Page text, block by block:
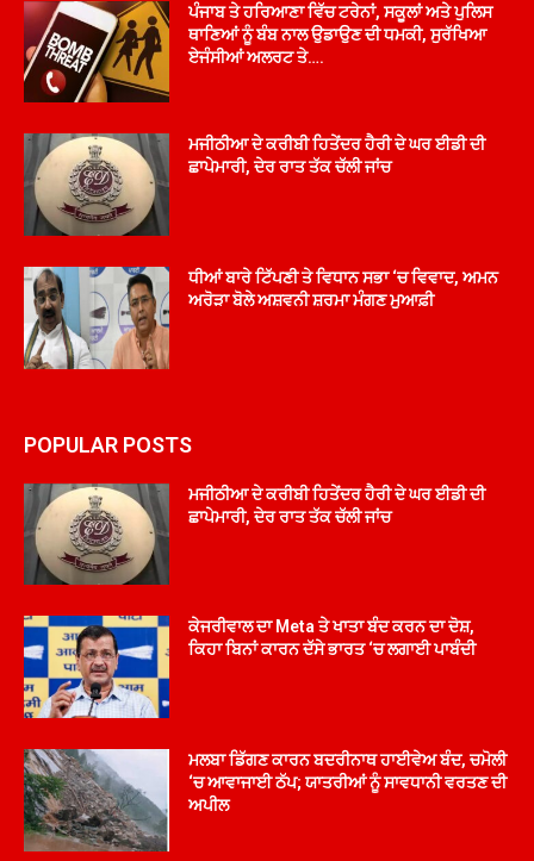
ਪੰਜਾਬ ਤੇ ਹਰਿਆਣਾ ਵਿੱਚ ਟਰੇਨਾਂ, ਸਕੂਲਾਂ ਅਤੇ ਪੁਲਿਸ
ਥਾਣਿਆਂ ਨੂੰ ਬੰਬ ਨਾਲ ਉਡਾਉਣ ਦੀ ਧਮਕੀ, ਸੁਰੱਖਿਆ
ਏਜੰਸੀਆਂ ਅਲਰਟ ਤੇ….
ਮਜੀਠੀਆ ਦੇ ਕਰੀਬੀ ਹਿਤੇਂਦਰ ਹੈਰੀ ਦੇ ਘਰ ਈਡੀ ਦੀ
ਛਾਪੇਮਾਰੀ, ਦੇਰ ਰਾਤ ਤੱਕ ਚੱਲੀ ਜਾਂਚ
ਧੀਆਂ ਬਾਰੇ ਟਿੱਪਣੀ ਤੇ ਵਿਧਾਨ ਸਭਾ ‘ਚ ਵਿਵਾਦ, ਅਮਨ
ਅਰੋੜਾ ਬੋਲੇ ਅਸ਼ਵਨੀ ਸ਼ਰਮਾ ਮੰਗਣ ਮੁਆਫ਼ੀ
POPULAR POSTS
ਮਜੀਠੀਆ ਦੇ ਕਰੀਬੀ ਹਿਤੇਂਦਰ ਹੈਰੀ ਦੇ ਘਰ ਈਡੀ ਦੀ
ਛਾਪੇਮਾਰੀ, ਦੇਰ ਰਾਤ ਤੱਕ ਚੱਲੀ ਜਾਂਚ
ਕੇਜਰੀਵਾਲ ਦਾ Meta ਤੇ ਖਾਤਾ ਬੰਦ ਕਰਨ ਦਾ ਦੋਸ਼,
ਕਿਹਾ ਬਿਨਾਂ ਕਾਰਨ ਦੱਸੇ ਭਾਰਤ ‘ਚ ਲਗਾਈ ਪਾਬੰਦੀ
ਮਲਬਾ ਡਿੱਗਣ ਕਾਰਨ ਬਦਰੀਨਾਥ ਹਾਈਵੇਅ ਬੰਦ, ਚਮੋਲੀ
‘ਚ ਆਵਾਜਾਈ ਠੱਪ; ਯਾਤਰੀਆਂ ਨੂੰ ਸਾਵਧਾਨੀ ਵਰਤਣ ਦੀ
ਅਪੀਲ